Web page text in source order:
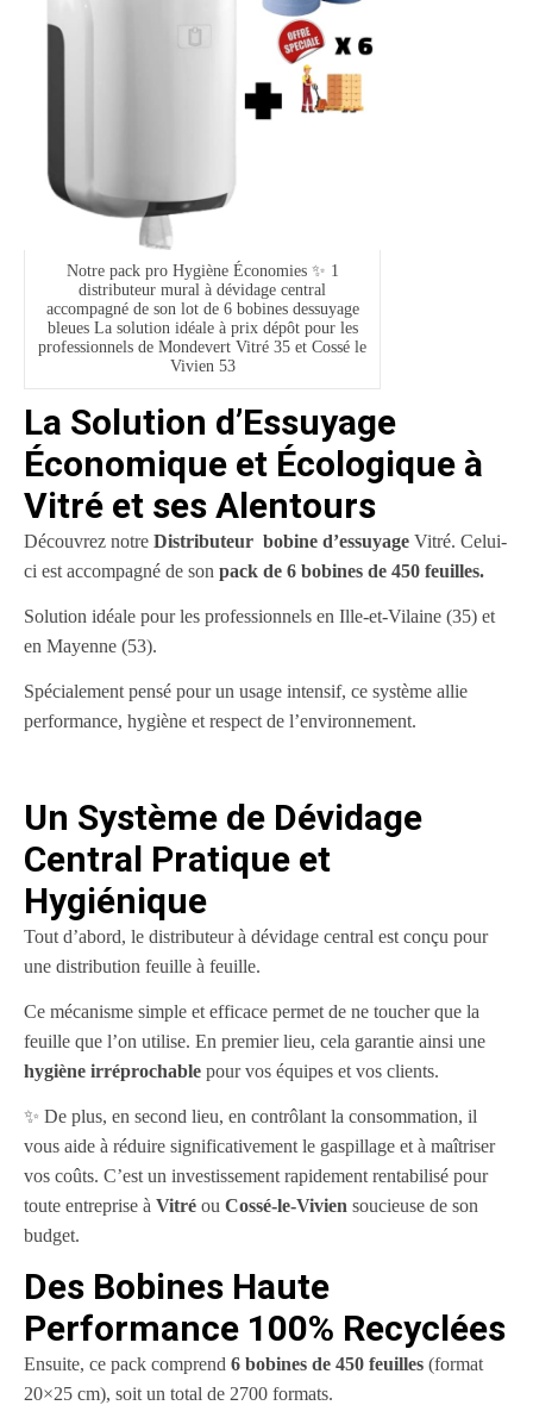
Notre pack pro Hygiène Économies ✨ 1
distributeur mural à dévidage central
accompagné de son lot de 6 bobines dessuyage
bleues La solution idéale à prix dépôt pour les
professionnels de Mondevert Vitré 35 et Cossé le
Vivien 53
La Solution d’Essuyage
Économique et Écologique à
Vitré et ses Alentours
Découvrez notre Distributeur bobine d’essuyage Vitré. Celui-
ci est accompagné de son pack de 6 bobines de 450 feuilles.
Solution idéale pour les professionnels en Ille-et-Vilaine (35) et
en Mayenne (53).
Spécialement pensé pour un usage intensif, ce système allie
performance, hygiène et respect de l’environnement.
Un Système de Dévidage
Central Pratique et
Hygiénique
Tout d’abord, le distributeur à dévidage central est conçu pour
une distribution feuille à feuille.
Ce mécanisme simple et efficace permet de ne toucher que la
feuille que l’on utilise. En premier lieu, cela garantie ainsi une
hygiène irréprochable pour vos équipes et vos clients.
✨ De plus, en second lieu, en contrôlant la consommation, il
vous aide à réduire significativement le gaspillage et à maîtriser
vos coûts. C’est un investissement rapidement rentabilisé pour
toute entreprise à Vitré ou Cossé-le-Vivien soucieuse de son
budget.
Des Bobines Haute
Performance 100% Recyclées
Ensuite, ce pack comprend 6 bobines de 450 feuilles (format
20×25 cm), soit un total de 2700 formats.